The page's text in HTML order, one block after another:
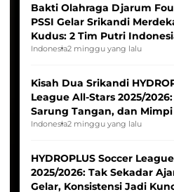
Bakti Olahraga Djarum
PSSI Gelar Srikandi
Kudus: 2 Tim Putri
Tim Asia
Indonesia2 minggu yang lalu
Kisah Dua Srikandi
League All-Stars 2025/
Sarung Tangan, dan
Pernah Padam
Indonesia2 minggu yang lalu
HYDROPLUS Soccer
2025/2026: Tak Sekadar
Gelar, Konsistensi Jadi